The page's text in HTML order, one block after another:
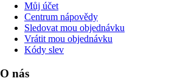
Můj účet
Centrum nápovědy
Sledovat mou objednávku
Vrátit mou objednávku
Kódy slev
O nás